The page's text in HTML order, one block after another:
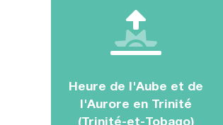
Heure de l'Aube et de
l'Aurore en Trinité
(Trinité-et-Tobago)